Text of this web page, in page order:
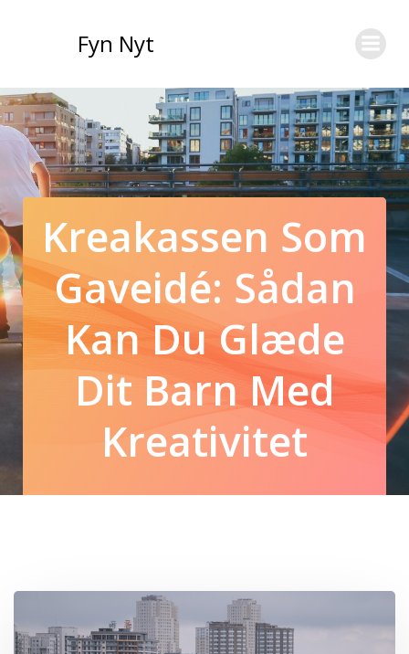
Fyn Nyt
Kreakassen Som
Gaveidé: Sådan
Kan Du Glæde
Dit Barn Med
Kreativitet